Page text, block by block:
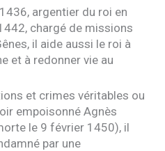
argentier du roi en
chargé de missions
il aide aussi le roi à
et à redonner vie au
et crimes véritables ou
empoisonné Agnès
le 9 février 1450), il
par une